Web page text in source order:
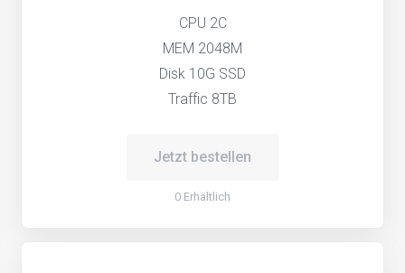
CPU 2C
MEM 2048M
Disk 10G SSD
Traffic 8TB
Jetzt bestellen
0 Erhältlich